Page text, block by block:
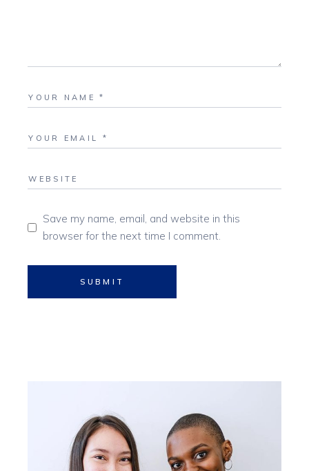
Save my name, email, and website in this
browser for the next time I comment.
SUBMIT